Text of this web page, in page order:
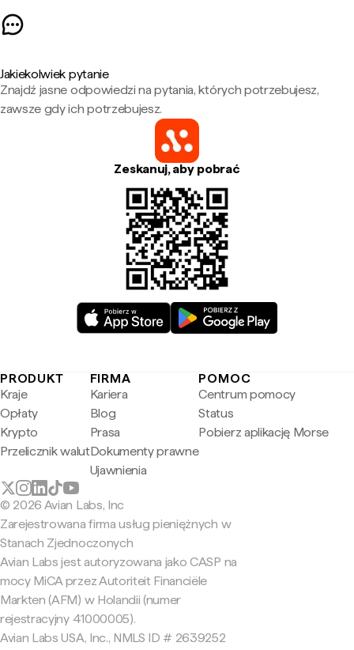
Jakiekolwiek pytanie
Znajdź jasne odpowiedzi na pytania, których potrzebujesz,
zawsze gdy ich potrzebujesz.
Zeskanuj, aby pobrać
PRODUKT
Kraje
Opłaty
Krypto
Przelicznik walut
FIRMA
Kariera
Blog
Prasa
Dokumenty prawne
Ujawnienia
POMOC
Centrum pomocy
Status
Pobierz aplikację Morse
© 2026 Avian Labs, Inc
Zarejestrowana firma usług pieniężnych w
Stanach Zjednoczonych
Avian Labs jest autoryzowana jako CASP na
mocy MiCA przez Autoriteit Financiële
Markten (AFM) w Holandii (numer
rejestracyjny 41000005).
Avian Labs USA, Inc., NMLS ID # 2639252